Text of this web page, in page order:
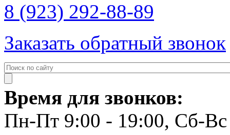
8 (923) 292-88-89
Заказать обратный звонок
Время для звонков:
Пн-Пт 9:00 - 19:00, Сб-Вс